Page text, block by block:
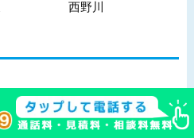
西野川